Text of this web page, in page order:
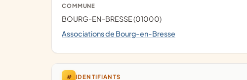
COMMUNE
BOURG-EN-BRESSE (01000)
Associations de Bourg-en-Bresse
# IDENTIFIANTS